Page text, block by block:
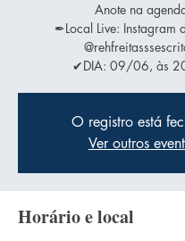
Anote na
✒Local Live: Instagram
O registro está
Ver outros
Horário e local